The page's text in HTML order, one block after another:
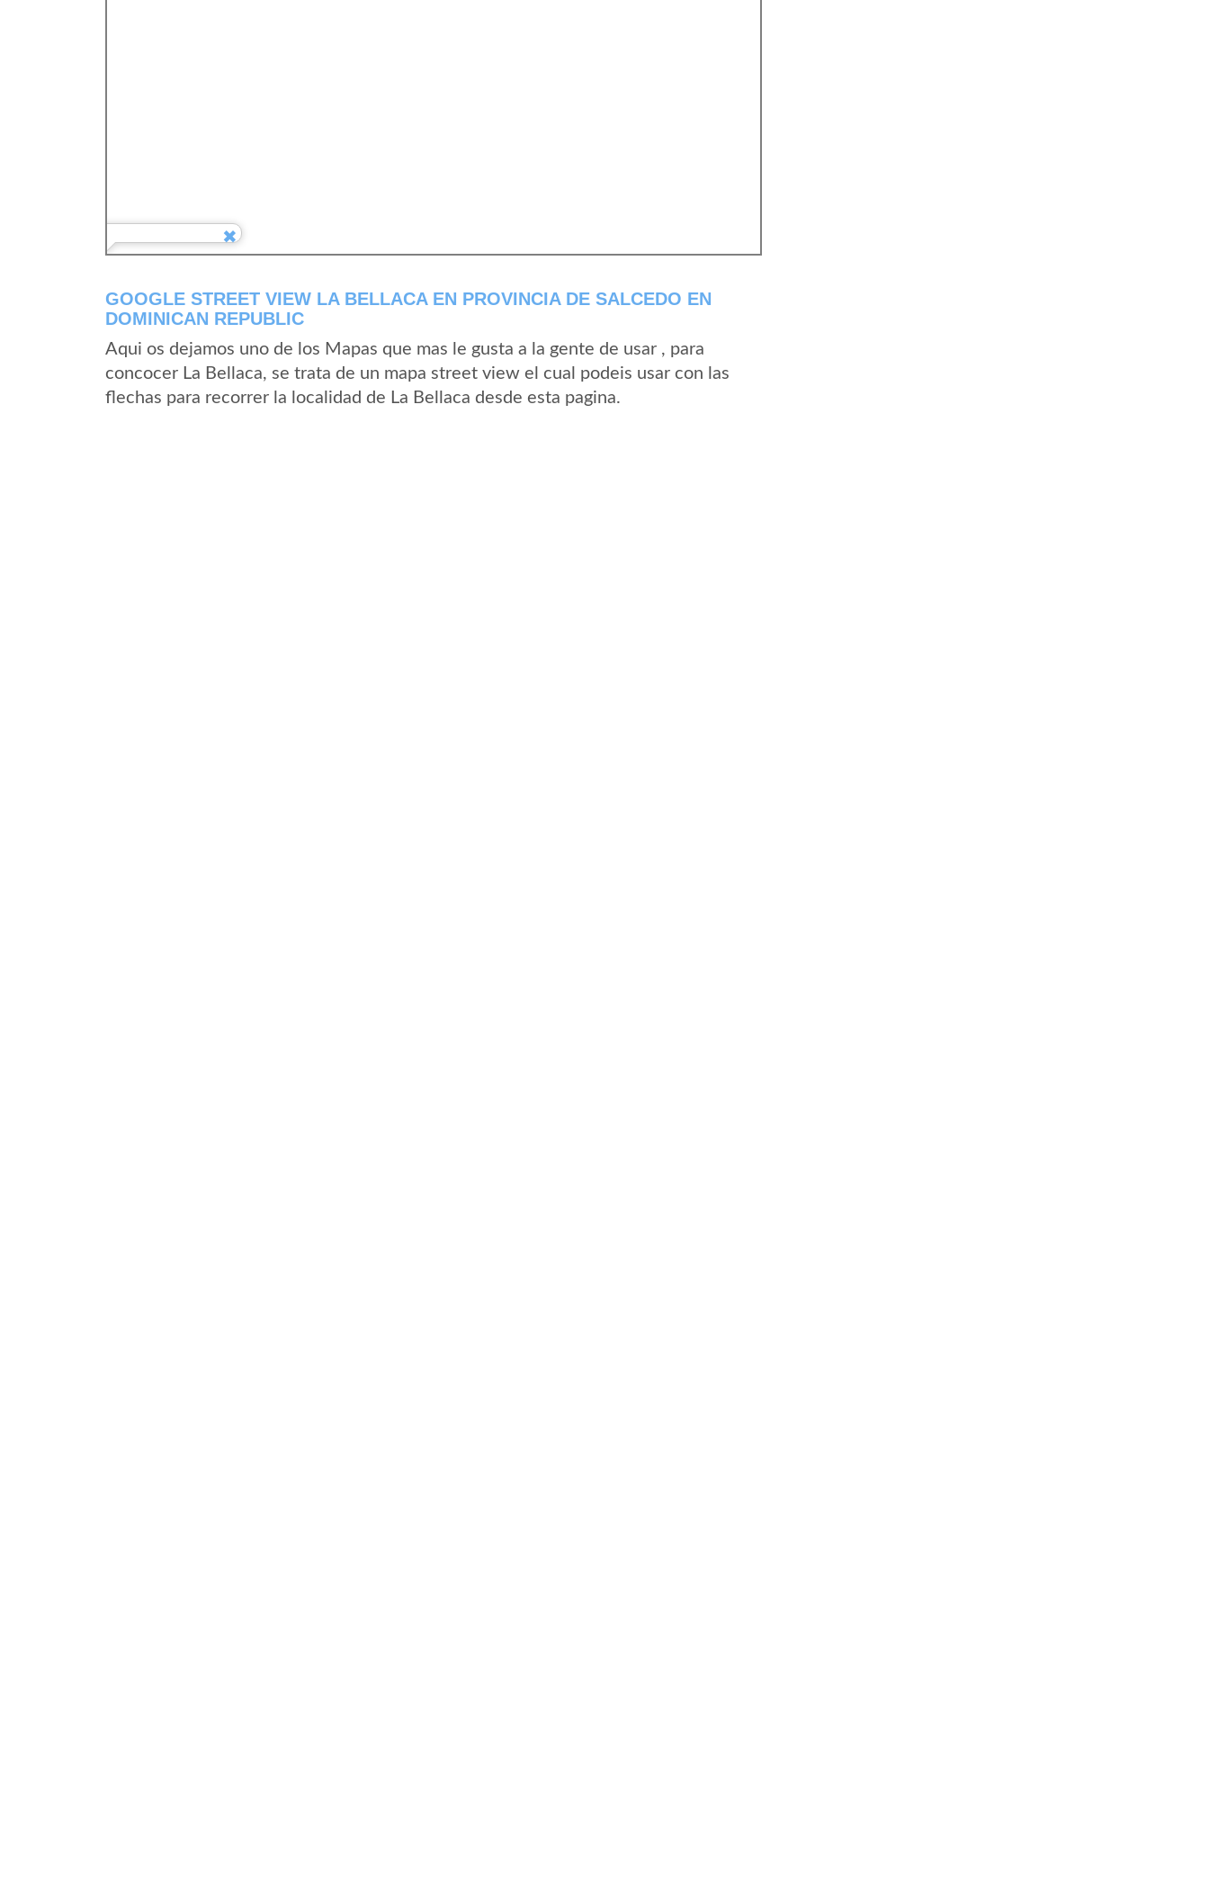
GOOGLE STREET VIEW LA BELLACA EN PROVINCIA DE SALCEDO EN
DOMINICAN REPUBLIC
Aqui os dejamos uno de los Mapas que mas le gusta a la gente de usar , para
concocer La Bellaca, se trata de un mapa street view el cual podeis usar con las
flechas para recorrer la localidad de La Bellaca desde esta pagina.